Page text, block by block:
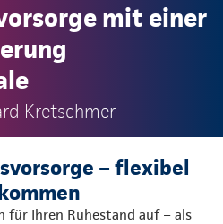
mit einer
Kretschmer
– flexibel
für Ihren Ruhestand auf – als